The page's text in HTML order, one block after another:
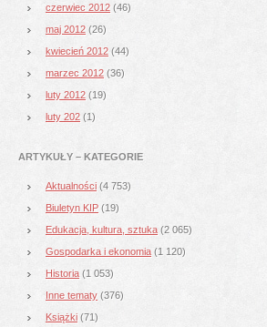
czerwiec 2012 (46)
maj 2012 (26)
kwiecień 2012 (44)
marzec 2012 (36)
luty 2012 (19)
luty 202 (1)
ARTYKUŁY – KATEGORIE
Aktualności (4 753)
Biuletyn KIP (19)
Edukacja, kultura, sztuka (2 065)
Gospodarka i ekonomia (1 120)
Historia (1 053)
Inne tematy (376)
Książki (71)